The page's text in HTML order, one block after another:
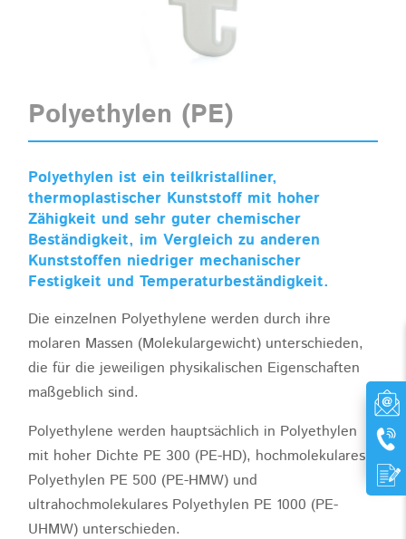
Polyethylen (PE)
Polyethylen ist ein teilkristalliner,
thermoplastischer Kunststoff mit hoher
Zähigkeit und sehr guter chemischer
Beständigkeit, im Vergleich zu anderen
Kunststoffen niedriger mechanischer
Festigkeit und Temperaturbeständigkeit.
Die einzelnen Polyethylene werden durch ihre
molaren Massen (Molekulargewicht) unterschieden,
die für die jeweiligen physikalischen Eigenschaften
maßgeblich sind.
Polyethylene werden hauptsächlich in Polyethylen
mit hoher Dichte PE 300 (PE-HD), hochmolekulares
Polyethylen PE 500 (PE-HMW) und
ultrahochmolekulares Polyethylen PE 1000 (PE-
UHMW) unterschieden.